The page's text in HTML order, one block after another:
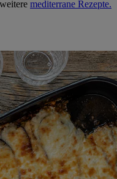
mediterrane Rezepte.